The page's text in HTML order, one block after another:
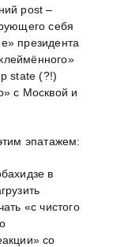
рost –
себя
президента
state (?!)
с Москвой и
эпатажем:
в
«с чистого
со